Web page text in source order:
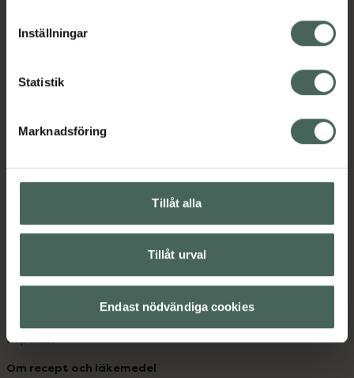
lagligheten av behandling som skett innan återkallelsen.
Inställningar
Statistik
Marknadsföring
Tillåt alla
Tillåt urval
Endast nödvändiga cookies
Kronans Apotek finns här för dig. Du hittar oss från Skåne i
syd till Lappland i norr, och online i mobilen och på
datorn. Oavsett vem du är så är det vårt uppdrag att
med oss.
Kundservice
Kontakta oss
Hitta apotek
Leverans, betalning och retur
Sajtens tillgänglighet
Köpvillkor
Om recept och läkemedel